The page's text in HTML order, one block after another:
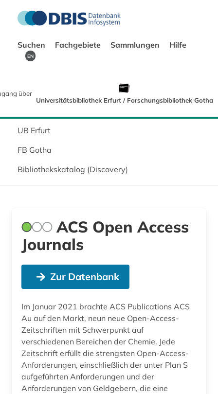
Suchen Fachgebiete Sammlungen Hilfe
EN
über
Universitätsbibliothek Erfurt / Forschungsbibliothek Gotha
UB Erfurt
FB Gotha
Bibliothekskatalog (Discovery)
ACS Open Access
Journals
Zur Datenbank
Im Januar 2021 brachte ACS Publications ACS
Au auf den Markt, neun neue Open-Access-
Zeitschriften mit Schwerpunkt auf
verschiedenen Bereichen der Chemie. Jede
Zeitschrift erfüllt die strengsten Open-Access-
Anforderungen, einschließlich der unter Plan S
aufgeführten Anforderungen und der
Anforderungen von Geldgebern, die eine